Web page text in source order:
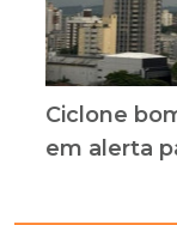
Ciclone
em alerta